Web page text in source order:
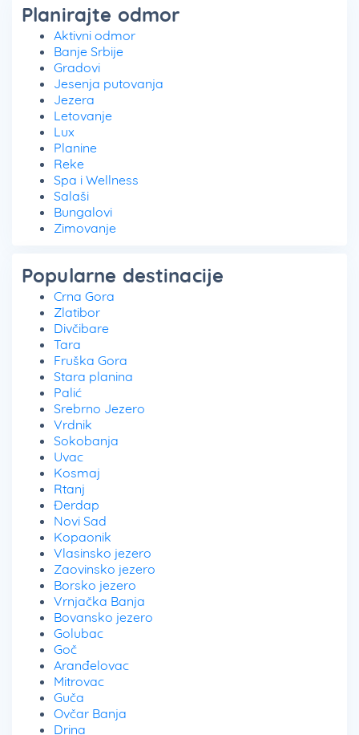
Planirajte odmor
Aktivni odmor
Banje Srbije
Gradovi
Jesenja putovanja
Jezera
Letovanje
Lux
Planine
Reke
Spa i Wellness
Salaši
Bungalovi
Zimovanje
Popularne destinacije
Crna Gora
Zlatibor
Divčibare
Tara
Fruška Gora
Stara planina
Palić
Srebrno Jezero
Vrdnik
Sokobanja
Uvac
Kosmaj
Rtanj
Đerdap
Novi Sad
Kopaonik
Vlasinsko jezero
Zaovinsko jezero
Borsko jezero
Vrnjačka Banja
Bovansko jezero
Golubac
Goč
Aranđelovac
Mitrovac
Guča
Ovčar Banja
Drina